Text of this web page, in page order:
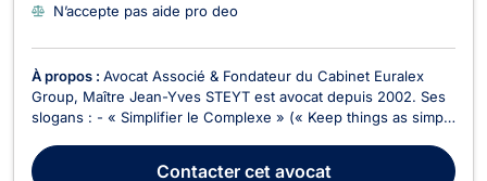
N’accepte pas aide pro deo
À propos : Avocat Associé & Fondateur du Cabinet Euralex
Group, Maître Jean-Yves STEYT est avocat depuis 2002. Ses
slogans : - « Simplifier le Complexe » (« Keep things as simple
que guérir ». Maître Jean-Yves STEYT attache une importance
Contactercet avocat